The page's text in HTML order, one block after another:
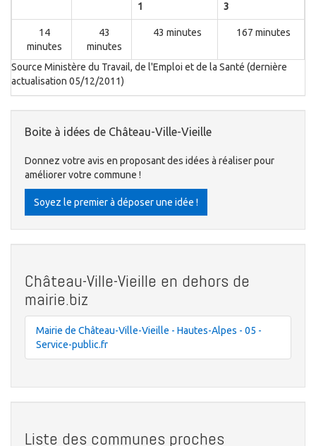
1
3
14
minutes
43
minutes
43 minutes 167 minutes
Source Ministère du Travail, de l'Emploi et de la Santé (dernière
actualisation 05/12/2011)
Boite à idées de Château-Ville-Vieille
Donnez votre avis en proposant des idées à réaliser pour
améliorer votre commune !
Soyez le premier à déposer une idée !
Château-Ville-Vieille en dehors de
mairie.biz
Mairie de Château-Ville-Vieille - Hautes-Alpes - 05 -
Service-public.fr
Liste des communes proches